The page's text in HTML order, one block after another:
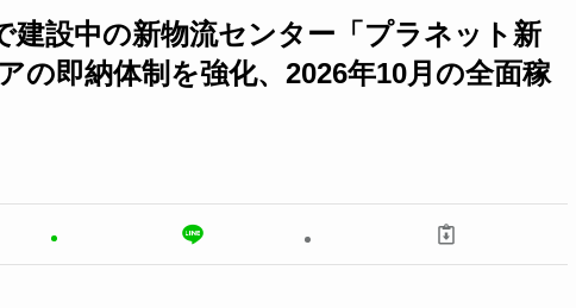
建設中の新物流センター「プラネット新
の即納体制を強化、2026年10月の全面稼